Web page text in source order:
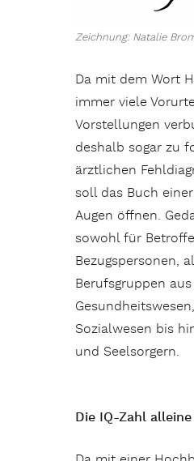
Zeichnung: Natalie
Da mit dem Wort
immer viele
Vorstellungen
deshalb sogar zu
ärztlichen
soll das Buch
Augen öffnen.
sowohl für
Bezugspersonen,
Berufsgruppen
Sozialwesen bis
und Seelsorgern.
Die IQ-Zahl